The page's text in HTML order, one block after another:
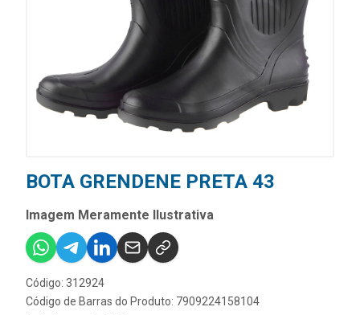
BOTA GRENDENE PRETA 43
Imagem Meramente Ilustrativa
Código: 312924
Código de Barras do Produto: 7909224158104